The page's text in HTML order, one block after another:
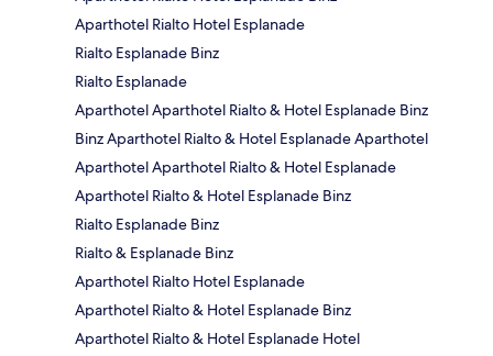
Aparthotel Rialto Hotel Esplanade
Rialto Esplanade Binz
Rialto Esplanade
Aparthotel Aparthotel Rialto & Hotel Esplanade Binz
Binz Aparthotel Rialto & Hotel Esplanade Aparthotel
Aparthotel Aparthotel Rialto & Hotel Esplanade
Aparthotel Rialto & Hotel Esplanade Binz
Rialto Esplanade Binz
Rialto & Esplanade Binz
Aparthotel Rialto Hotel Esplanade
Aparthotel Rialto & Hotel Esplanade Binz
Aparthotel Rialto & Hotel Esplanade Hotel